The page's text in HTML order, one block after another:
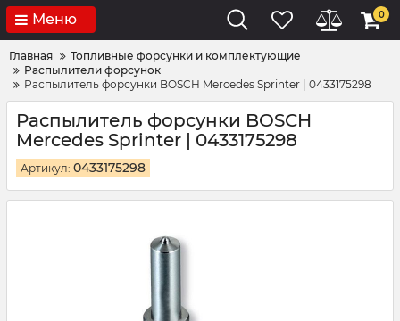
Меню 0
Главная
Топливные форсунки и комплектующие
Распылители форсунок
Распылитель форсунки BOSCH Mercedes Sprinter | 0433175298
Распылитель форсунки BOSCH
Mercedes Sprinter | 0433175298
Артикул: 0433175298